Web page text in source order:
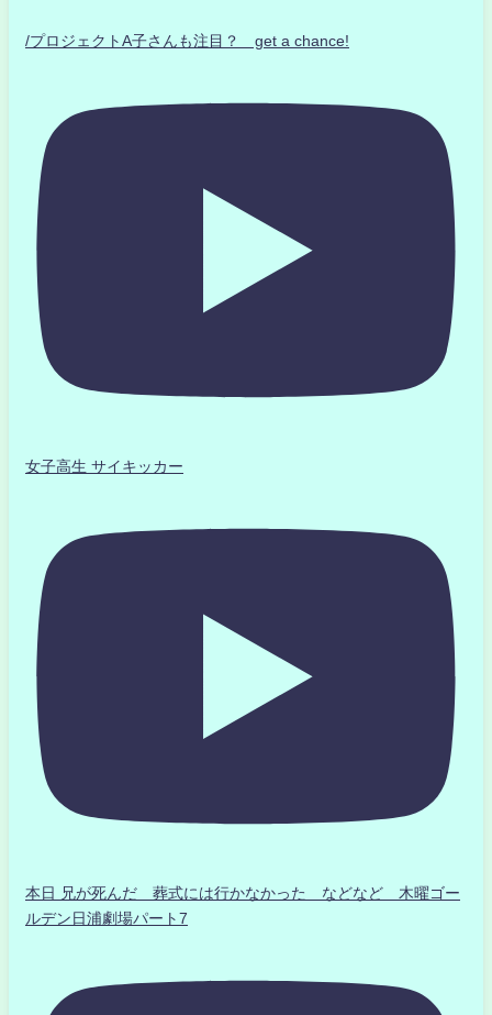
/プロジェクトA子さんも注目？ get a chance!
女子高生 サイキッカー
本日 兄が死んだ 葬式には行かなかった などなど 木曜ゴー
ルデン日浦劇場パート7